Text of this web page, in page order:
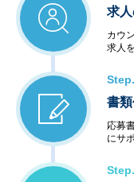
求
カウ
求人
書
応募
にサ